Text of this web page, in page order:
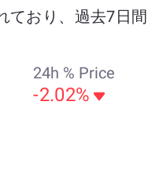
おり、過去7日間
24h % Price
-2.02%